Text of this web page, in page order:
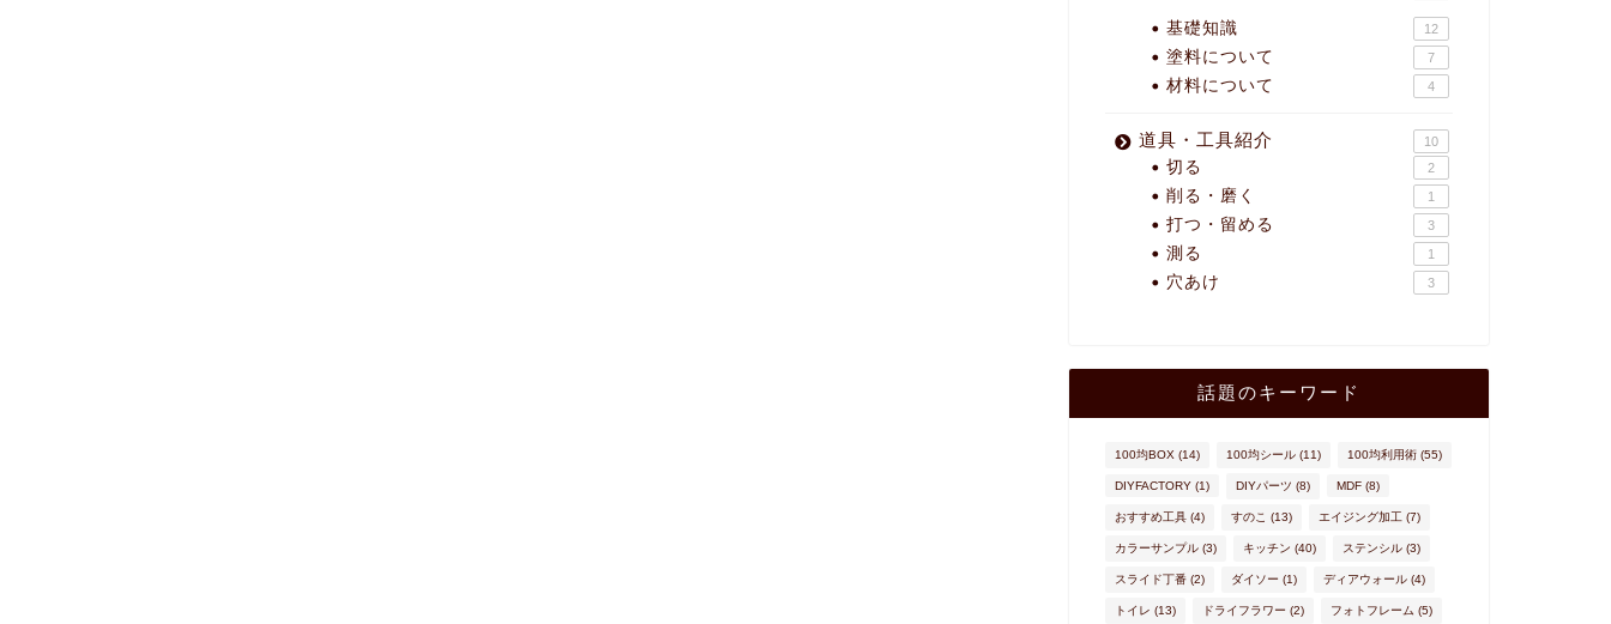
基礎知識 12
塗料について 7
材料について 4
道具・工具紹介 10
切る 2
削る・磨く 1
打つ・留める 3
測る 1
穴あけ 3
話題のキーワード
100均BOX (14) 100均シール(11) 100均利用術(55)
DIYFACTORY(1) DIYパーツ (8) MDF(8)
おすすめ工具(4) すのこ (13) エイジング加工 (7)
カラーサンプル(3) キッチン (40) ステンシル(3)
スライド丁番(2) ダイソー (1) ディアウォール(4)
トイレ (13) ドライフラワー (2) フォトフレーム (5)